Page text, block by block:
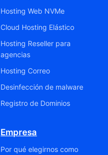
Hosting Web NVMe
Cloud Hosting Elástico
Hosting Reseller para
agencias
Hosting Correo
Desinfección de malware
Registro de Dominios
Empresa
Por qué elegirnos como